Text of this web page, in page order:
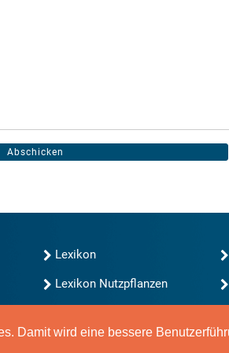
Damit wird eine bessere
Lexikon
Lexikon Nutzpflanzen